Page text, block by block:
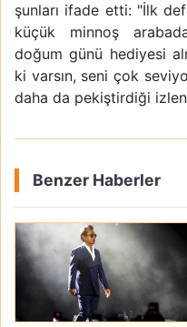
şunları ifade etti: "İlk
küçük minnoş
doğum günü hediyesi
ki varsın, seni çok
daha da pekiştirdiği
Benzer Haberler